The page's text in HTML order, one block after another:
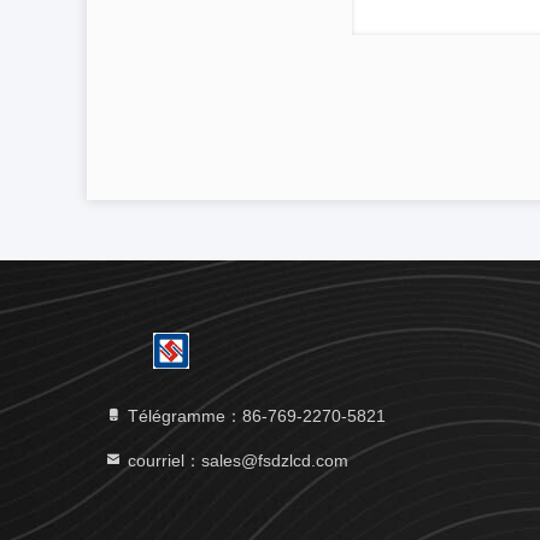
Télégramme：86-769-2270-5821
courriel：sales@fsdzlcd.com